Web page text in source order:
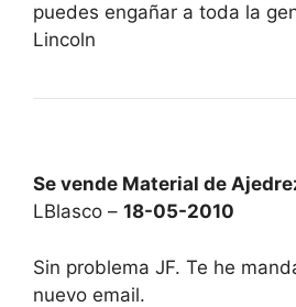
puedes engañar a toda la
Lincoln
Se vende Material de
LBlasco – 18-05-2010
Sin problema JF. Te he
nuevo email.